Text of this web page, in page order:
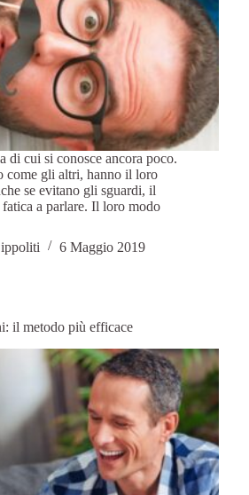
di cui si conosce ancora poco.
come gli altri, hanno il loro
se evitano gli sguardi, il
fatica a parlare. Il loro modo
ippoliti
6 Maggio 2019
il metodo più efficace